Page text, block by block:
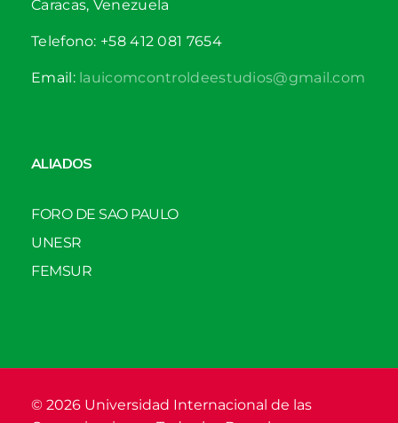
Caracas, Venezuela
Telefono: +58 412 081 7654
Email:lauicomcontroldeestudios@gmail.com
ALIADOS
FORO DE SAO PAULO
UNESR
FEMSUR
© 2026 Universidad Internacional de las